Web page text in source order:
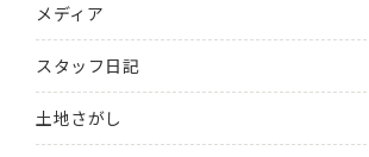
メディア
スタッフ日記
土地さがし